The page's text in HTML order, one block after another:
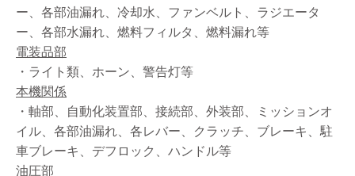
ー、各部油漏れ、冷却水、ファンベルト、ラジエータ
ー、各部水漏れ、燃料フィルタ、燃料漏れ等
電装品部
・ライト類、ホーン、警告灯等
本機関係
・軸部、自動化装置部、接続部、外装部、ミッションオ
イル、各部油漏れ、各レバー、クラッチ、ブレーキ、駐
車ブレーキ、デフロック、ハンドル等
油圧部